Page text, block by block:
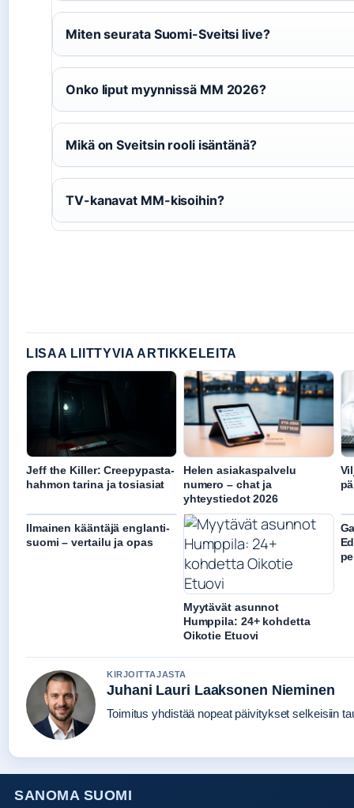
Miten seurata Suomi-Sveitsi live?
Onko liput myynnissä MM 2026?
Mikä on Sveitsin rooli isäntänä?
TV-kanavat MM-kisoihin?
LISAA LIITTYVIA ARTIKKELEITA
Jeff the Killer: Creepypasta-
hahmon tarina ja tosiasiat
Helen asiakaspalvelu
numero – chat ja
yhteystiedot 2026
Ilmainen kääntäjä englanti-
suomi – vertailu ja opas
Myytävät asunnot
Humppila: 24+ kohdetta
Oikotie Etuovi
KIRJOITTAJASTA
Juhani Lauri Laaksonen Nieminen
Toimitus yhdistää nopeat päivitykset selkeisiin
SANOMA SUOMI